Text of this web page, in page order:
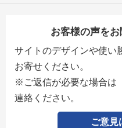
お客様の声を
サイトのデザインや使い
お寄せください。
※ご返信が必要な場合は
連絡ください。
ご意見